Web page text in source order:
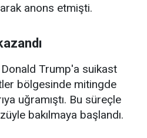
anons etmişti.
Trump'a suikast
bölgesinde mitingde
uğramıştı. Bu süreçle
bakılmaya başlandı.